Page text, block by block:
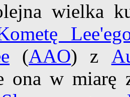
wielka
(AAO) z
ona w miarę